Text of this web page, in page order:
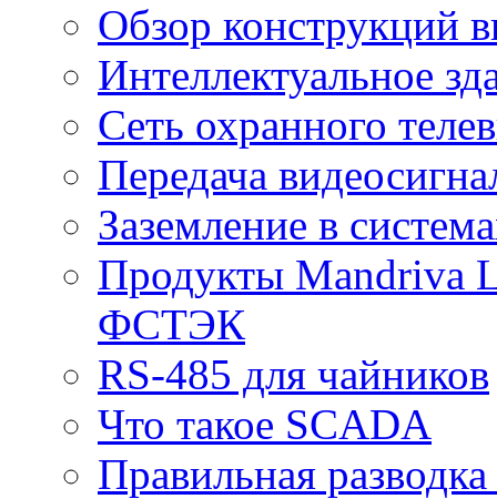
Обзор конструкций
Интеллектуальное
Cеть охранного
Передача
Заземление в
Продукты Mandriva
ФСТЭК
RS-485 для чайников
Что такое SCADA
Правильная